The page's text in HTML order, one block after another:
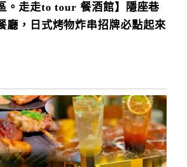
。走走to tour 餐酒館】隱座巷
廳，日式烤物炸串招牌必點起來